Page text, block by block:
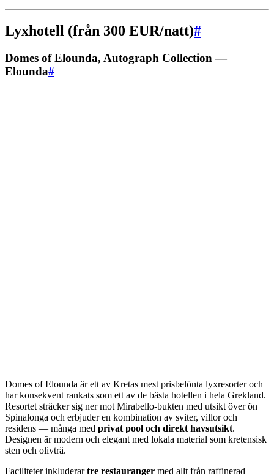
Lyxhotell (från 300 EUR/natt)#
Domes of Elounda, Autograph Collection —
Elounda#
Domes of Elounda är ett av Kretas mest prisbelönta lyxresorter och
har konsekvent rankats som ett av de bästa hotellen i hela Grekland.
Resortet sträcker sig ner mot Mirabello-bukten med utsikt över ön
Spinalonga och erbjuder en kombination av sviter, villor och
residens — många med privat pool och direkt havsutsikt.
Designen är modern och elegant med lokala material som kretensisk
sten och olivträ.
Faciliteter inkluderartre restauranger med allt från raffinerad